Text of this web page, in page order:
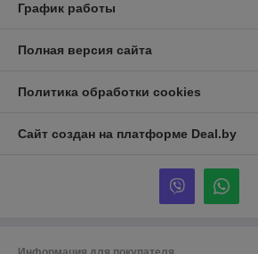
График работы
Полная версия сайта
Политика обработки cookies
Сайт создан на платформе Deal.by